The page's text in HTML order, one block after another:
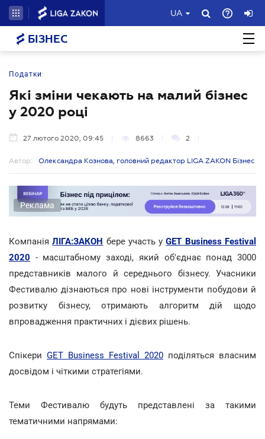
UA
БІЗНЕС
Податки
Які зміни чекають на малий бізнес
у 2020 році
27 лютого 2020, 09:45 8663 2
Автор: Олександра Кознова, головний редактор LIGA ZAKON Бізнес
Реклама
КомпаніяЛІГА:ЗАКОН бере участь уGET Business Festival
2020 - масштабному заході, який об'єднає понад 3000
представників малого й середнього бізнесу. Учасники
Фестивалю дізнаються про нові інструменти побудови й
розвитку бізнесу, отримають алгоритм дій щодо
впровадження практичних і дієвих рішень.
Спікери GET Business Festival 2020 поділяться власним
досвідом і чіткими стратегіями.
Теми Фестивалю будуть представлені за такими
тематичними напрямами: